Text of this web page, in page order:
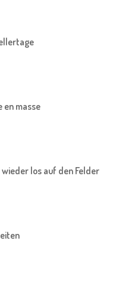
en masse
wieder los auf den Felder